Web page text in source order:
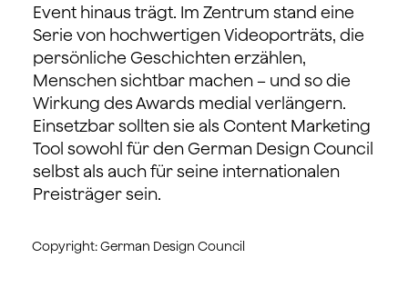
Event hinaus trägt. Im Zentrum stand eine
Serie von hochwertigen Videoporträts, die
persönliche Geschichten erzählen,
Menschen sichtbar machen – und so die
Wirkung des Awards medial verlängern.
Einsetzbar sollten sie als Content Marketing
Tool sowohl für den German Design Council
selbst als auch für seine internationalen
Preisträger sein.
Copyright: German Design Council